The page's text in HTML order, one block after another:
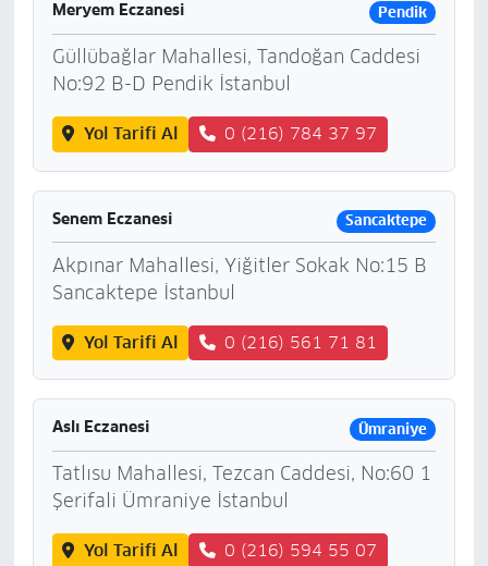
Meryem Eczanesi Pendik
Güllübağlar Mahallesi, Tandoğan Caddesi
No:92 B-D Pendik İstanbul
Yol Tarifi Al 0 (216) 784 37 97
Senem Eczanesi Sancaktepe
Akpınar Mahallesi, Yiğitler Sokak No:15 B
Sancaktepe İstanbul
Yol Tarifi Al 0 (216) 561 71 81
Aslı Eczanesi Ümraniye
Tatlısu Mahallesi, Tezcan Caddesi, No:60 1
Şerifali Ümraniye İstanbul
Yol Tarifi Al 0 (216) 594 55 07